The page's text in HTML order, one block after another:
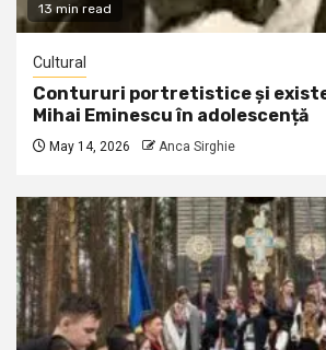
13 min read
Cultural
Contururi portretistice și
Mihai Eminescu în adolescență
May 14, 2026 Anca Sirghie